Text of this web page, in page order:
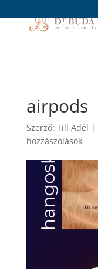
airpods
Szerző: Till Adél |
hozzászólások